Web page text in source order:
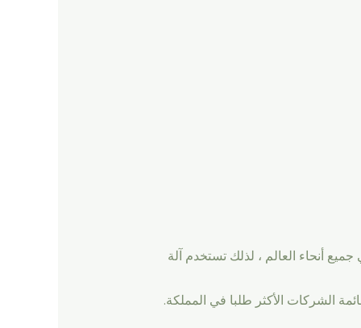
أنحاء العالم ، لذلك تستخدم آلة
الشركات الأكثر طلبا في المملكة.